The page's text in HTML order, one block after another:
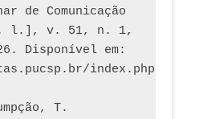
de Comunicação
l.], v. 51, n. 1,
Disponível em: